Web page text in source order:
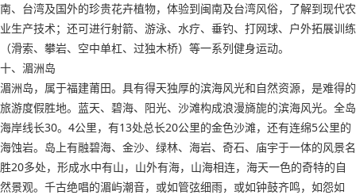
南、台湾及国外的珍贵花卉植物，体验到闽南及台湾风俗，了解到现代农
业生产技术；还可进行射箭、游泳、水疗、垂钓、打网球、户外拓展训练
（滑索、攀岩、空中单杠、过独木桥）等一系列健身运动。
十、湄洲岛
湄洲岛，属于福建莆田。具有得天独厚的滨海风光和自然资源，是难得的
旅游度假胜地。蓝天、碧海、阳光、沙滩构成浪漫旖旎的滨海风光。全岛
海岸线长30。4公里，有13处总长20公里的金色沙滩，还有连绵5公里的
海蚀岩。岛上有融碧海、金沙、绿林、海岩、奇石、庙宇于一体的风景名
胜20多处，形成水中有山，山外有海，山海相连，海天一色的奇特的自
然景观。千古绝唱的湄屿潮音，或如管弦细雨，或如钟鼓齐鸣，如怨如